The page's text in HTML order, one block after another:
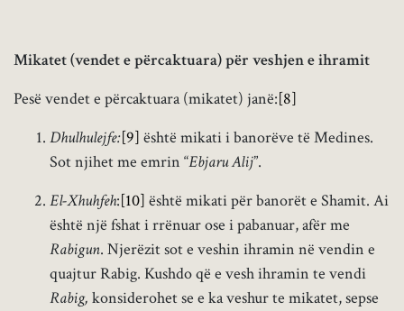
Mikatet (vendet e përcaktuara) për veshjen e ihramit
Pesë vendet e përcaktuara (mikatet) janë:[8]
Dhulhulejfe:[9] është mikati i banorëve të Medines.
Sot njihet me emrin “Ebjaru Alij”.
El-Xhuhfeh:[10] është mikati për banorët e Shamit. Ai
është një fshat i rrënuar ose i pabanuar, afër me
Rabigun. Njerëzit sot e veshin ihramin në vendin e
quajtur Rabig. Kushdo që e vesh ihramin te vendi
Rabig, konsiderohet se e ka veshur te mikatet, sepse